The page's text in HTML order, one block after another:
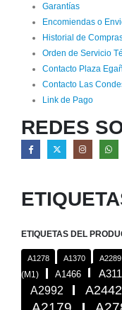
Garantías
Encomiendas o
Historial de
Orden de Servicio
Contacto Plaza
Contacto Las
Link de Pago
REDES
ETIQUETAS DEL
A1278 A1370 A2289
(M1)
A1466
A2992 A2442